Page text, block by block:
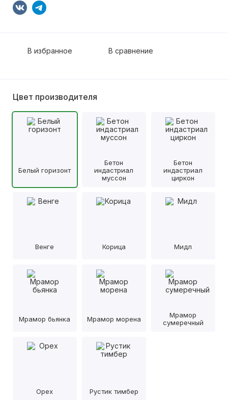
В избранное В сравнение
Цвет производителя
Белый горизонт
Бетон
индастриал
муссон
Бетон
индастриал
циркон
Венге Корица Мидл
Мрамор бьянка Мрамор морена
Мрамор
сумеречный
Орех Рустик тимбер